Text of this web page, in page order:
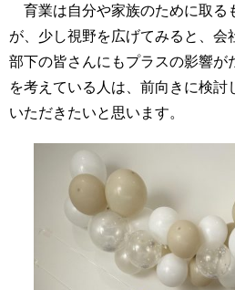
育業は自分や家族のために取る
が、少し視野を広げてみると、会
部下の皆さんにもプラスの影響が
を考えている人は、前向きに検討
いただきたいと思います。